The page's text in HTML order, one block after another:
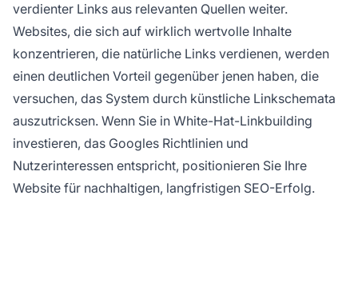
verdienter Links aus relevanten Quellen weiter.
Websites, die sich auf wirklich wertvolle Inhalte
konzentrieren, die natürliche Links verdienen, werden
einen deutlichen Vorteil gegenüber jenen haben, die
versuchen, das System durch künstliche Linkschemata
auszutricksen. Wenn Sie in White-Hat-Linkbuilding
investieren, das Googles Richtlinien und
Nutzerinteressen entspricht, positionieren Sie Ihre
Website für nachhaltigen, langfristigen SEO-Erfolg.